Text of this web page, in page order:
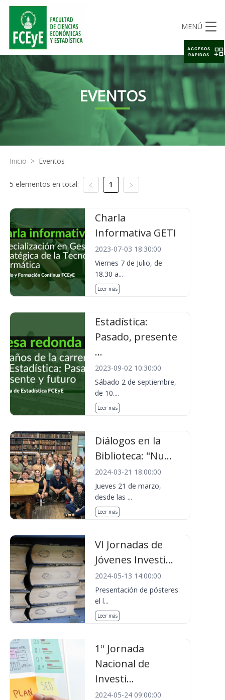
MENÚ
EVENTOS
Inicio > Eventos
5 elementos en total: 1
Charla
Informativa GETI
2023-07-03 18:30:00
Viernes 7 de Julio, de
18.30 a...
Leer más
Estadística:
Pasado, presente
...
2023-09-02 10:30:00
Sábado 2 de septiembre,
de 10....
Leer más
Diálogos en la
Biblioteca: "Nu...
2024-03-21 18:00:00
Jueves 21 de marzo,
desde las ...
Leer más
VI Jornadas de
Jóvenes Investi...
2024-05-13 14:00:00
Presentación de pósteres:
el l...
Leer más
1º Jornada
Nacional de
Investi...
2024-05-24 09:00:00
ACCESOS
RAPIDOS